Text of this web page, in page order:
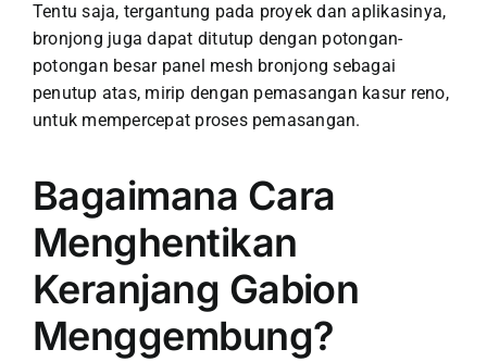
Tentu saja, tergantung pada proyek dan aplikasinya,
bronjong juga dapat ditutup dengan potongan-
potongan besar panel mesh bronjong sebagai
penutup atas, mirip dengan pemasangan kasur reno,
untuk mempercepat proses pemasangan.
Bagaimana Cara
Menghentikan
Keranjang Gabion
Menggembung?